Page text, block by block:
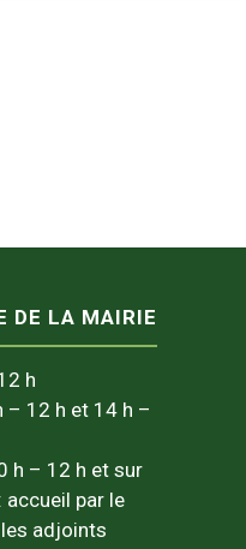
DE LA MAIRIE
h
– 12 h et 14 h –
h – 12 h et sur
accueil par le
adjoints